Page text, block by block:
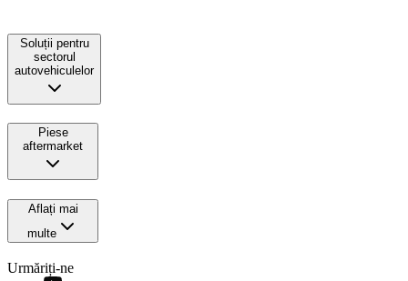
Soluții pentru
sectorul
autovehiculelor
Piese
aftermarket
Aflați mai
multe
Urmăriți-ne